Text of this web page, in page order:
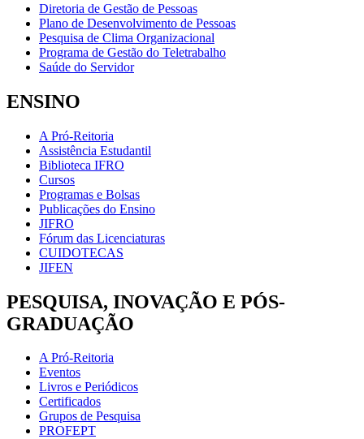
Diretoria de Gestão de Pessoas
Plano de Desenvolvimento de Pessoas
Pesquisa de Clima Organizacional
Programa de Gestão do Teletrabalho
Saúde do Servidor
ENSINO
A Pró-Reitoria
Assistência Estudantil
Biblioteca IFRO
Cursos
Programas e Bolsas
Publicações do Ensino
JIFRO
Fórum das Licenciaturas
CUIDOTECAS
JIFEN
PESQUISA, INOVAÇÃO E PÓS-
GRADUAÇÃO
A Pró-Reitoria
Eventos
Livros e Periódicos
Certificados
Grupos de Pesquisa
PROFEPT